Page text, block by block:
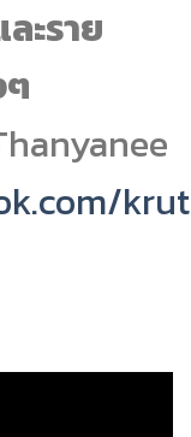
ะราย